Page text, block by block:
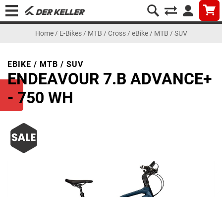
Home/ E-Bikes/ MTB / Cross/ eBike / MTB / SUV
EBIKE / MTB / SUV
ENDEAVOUR 7.B ADVANCE+
- 750 WH